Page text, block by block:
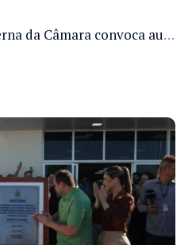
Comissão externa da Câmara convoca audiência pública sobre chuvas na Zona da Mata de Minas Gerais e impactos em Juiz de Fora